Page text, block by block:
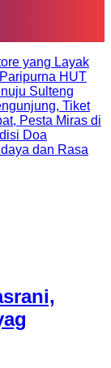
yang Layak
HUT
Sulteng
Tiket
Pesta Miras di
Doa
dan Rasa